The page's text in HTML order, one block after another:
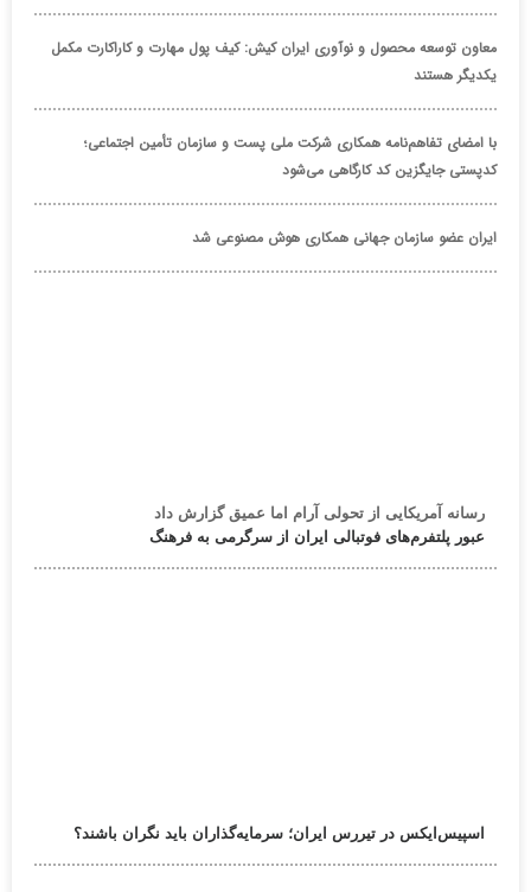
معاون توسعه محصول و نوآوری ایران کیش: کیف پول مهارت و کاراکارت مکمل
یکدیگر هستند
با امضای تفاهم‌نامه همکاری شرکت ملی پست و سازمان تأمین اجتماعی؛
کدپستی جایگزین کد کارگاهی می‌شود
ایران عضو سازمان جهانی همکاری هوش مصنوعی شد
رسانه آمریکایی از تحولی آرام اما عمیق گزارش داد
عبور پلتفرم‌های فوتبالی ایران از سرگرمی به فرهنگ
اسپیس‌ایکس در تیررس ایران؛ سرمایه‌گذاران باید نگران باشند؟